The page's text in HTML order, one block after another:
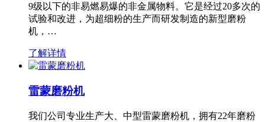
9级以下的非易燃易爆的非金属物料。它是经过20多次的
试验和改进，为超细粉的生产而研发制造的新型磨粉
机，…
了解详情
雷蒙磨粉机
我们公司专业生产大、中型雷蒙磨粉机，拥有22年磨粉